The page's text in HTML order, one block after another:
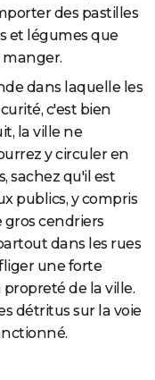
des pastilles
et légumes que
manger.
dans laquelle les
c'est bien
la ville ne
y circuler en
sachez qu'il est
publics, y compris
gros cendriers
dans les rues
une forte
de la ville.
détritus sur la voie